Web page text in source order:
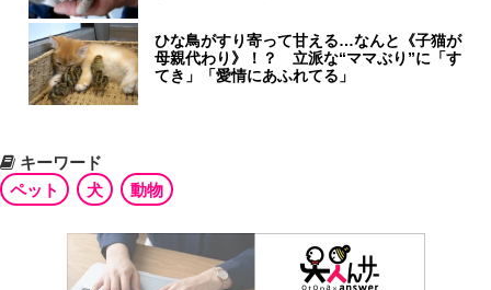
ひな鳥がすり寄って甘える…なんと《子猫が
母親代わり》！？ 立派な“ママぶり”に「す
てき」「愛情にあふれてる」
キーワード
ペット
犬 動物